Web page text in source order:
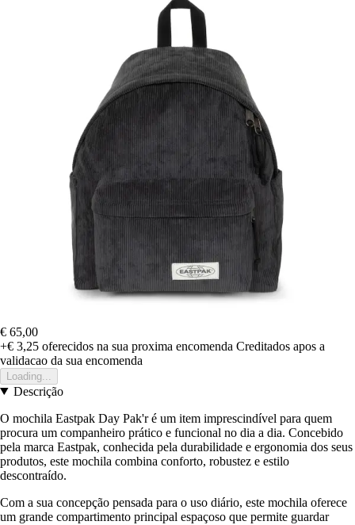
€ 65,00
+€ 3,25 oferecidos na sua proxima encomenda Creditados apos a
validacao da sua encomenda
Loading...
Descrição
O mochila Eastpak Day Pak'r é um item imprescindível para quem
procura um companheiro prático e funcional no dia a dia. Concebido
pela marca Eastpak, conhecida pela durabilidade e ergonomia dos seus
produtos, este mochila combina conforto, robustez e estilo
descontraído.
Com a sua concepção pensada para o uso diário, este mochila oferece
um grande compartimento principal espaçoso que permite guardar